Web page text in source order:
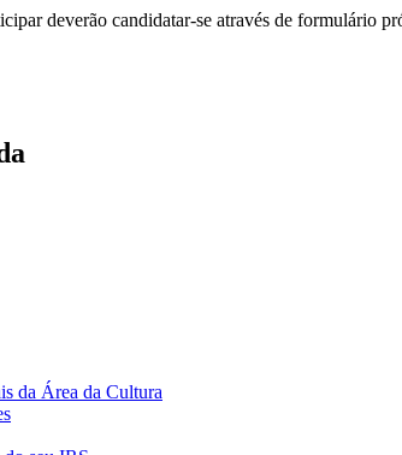
deverão candidatar-se através de formulário
da Área da Cultura